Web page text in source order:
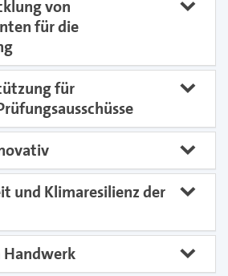
von
für die
für
und Klimaresilienz der
Handwerk